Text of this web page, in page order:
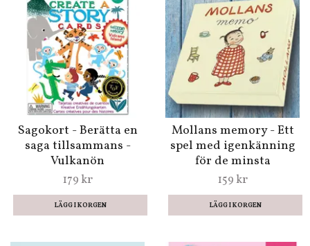
Sagokort - Berätta en
saga tillsammans -
Vulkanön
179 kr
Mollans memory - Ett
spel med igenkänning
för de minsta
159 kr